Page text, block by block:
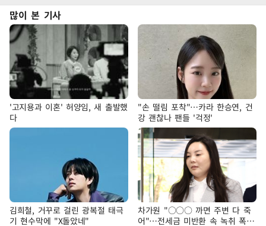
많이 본 기사
'고지용과 이혼' 허양임, 새 출발했
다
"손 떨림 포착"…카라 한승연, 건
강 괜찮나 팬들 '걱정'
김희철, 거꾸로 걸린 광복절 태극
기 현수막에 "X돌았네"
차가원 "○○○ 까면 주변 다 죽
어"…전세금 미반환 속 녹취 폭로